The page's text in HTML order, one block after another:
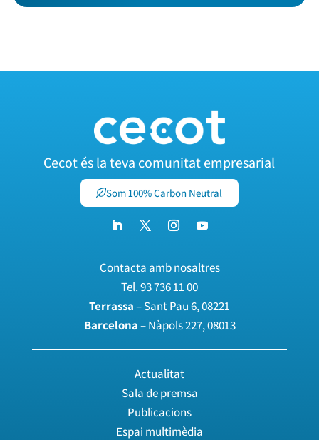
Cecot és la teva comunitat empresarial
Som 100% Carbon Neutral
Contacta amb nosaltres
Tel.93 736 11 00
Terrassa– Sant Pau 6, 08221
Barcelona– Nàpols 227, 08013
Actualitat
Sala de premsa
Publicacions
Espai multimèdia